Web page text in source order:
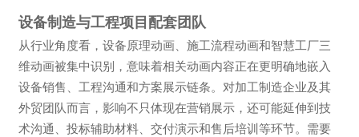
设备制造与工程项目配套团队
从行业角度看，设备原理动画、施工流程动画和智慧工厂三
维动画被集中识别，意味着相关动画内容正在更明确地嵌入
设备销售、工程沟通和方案展示链条。对加工制造企业及其
外贸团队而言，影响不只体现在营销展示，还可能延伸到技
术沟通、投标辅助材料、交付演示和售后培训等环节。需要